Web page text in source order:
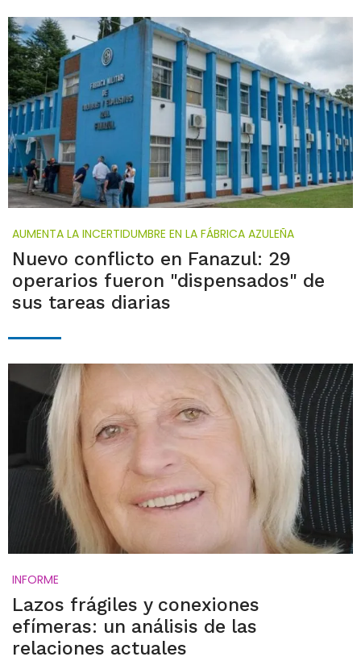
AUMENTA LA INCERTIDUMBRE EN LA FÁBRICA AZULEÑA
Nuevo conflicto en Fanazul: 29
operarios fueron "dispensados" de
sus tareas diarias
INFORME
Lazos frágiles y conexiones
efímeras: un análisis de las
relaciones actuales